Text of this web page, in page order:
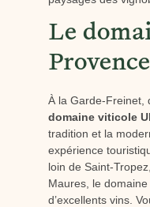
Le
Provence
À la Garde-Freinet,
domaine viticole
tradition et la
expérience
loin de Saint-
Maures, le
d’excellents vins.